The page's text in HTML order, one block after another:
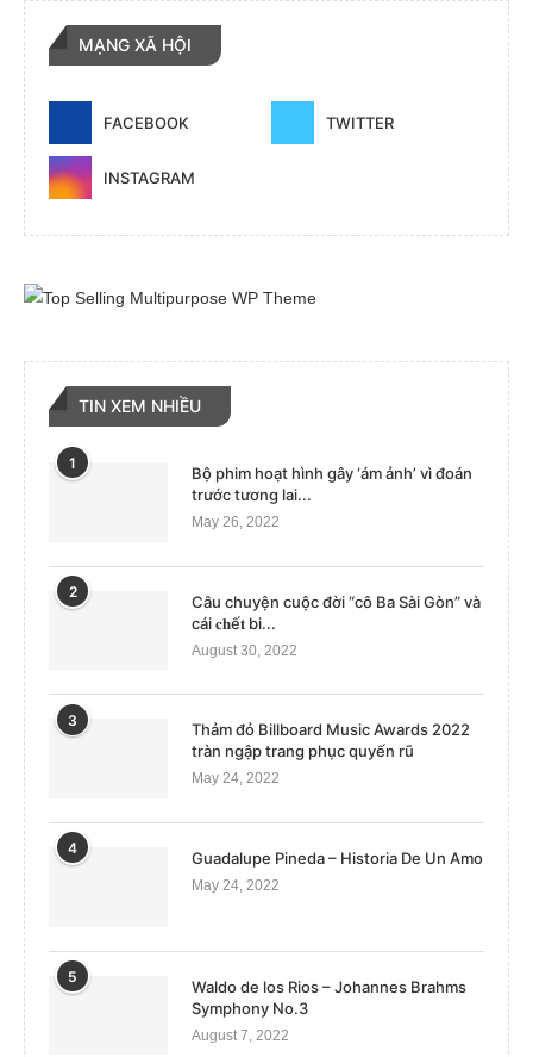
MẠNG XÃ HỘI
FACEBOOK TWITTER
INSTAGRAM
TIN XEM NHIỀU
1
Bộ phim hoạt hình gây ‘ám ảnh’ vì đoán
trước tương lai...
May 26, 2022
2
Câu chuyện cuộc đời “cô Ba Sài Gòn” và
cái 𝐜𝐡ế𝐭 bi...
August 30, 2022
3
Thảm đỏ Billboard Music Awards 2022
tràn ngập trang phục quyến rũ
May 24, 2022
4
Guadalupe Pineda – Historia De Un Amo
May 24, 2022
5
Waldo de los Rios – Johannes Brahms
Symphony No.3
August 7, 2022